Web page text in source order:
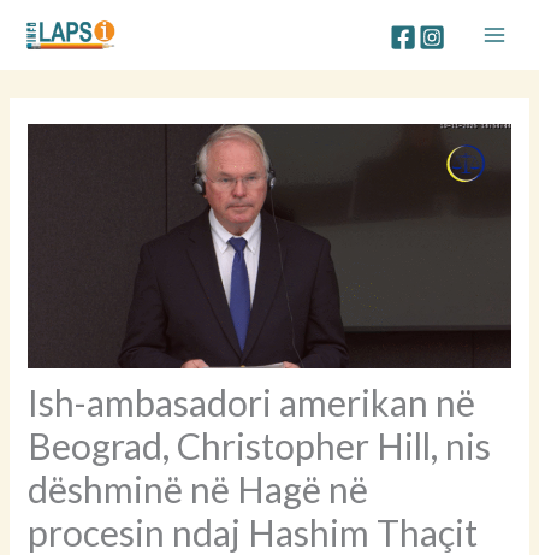
content
Ish-ambasadori amerikan në
Beograd, Christopher Hill, nis
dëshminë në Hagë në
procesin ndaj Hashim Thaçit